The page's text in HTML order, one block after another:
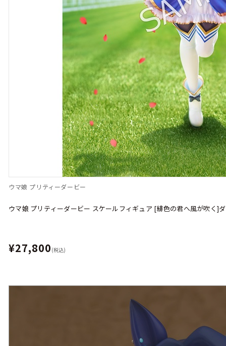
ウマ娘 プリティーダービー
ウマ娘 プリティーダービー スケールフィギュア [緋色の君へ風が吹く]
¥27,800 (税込)